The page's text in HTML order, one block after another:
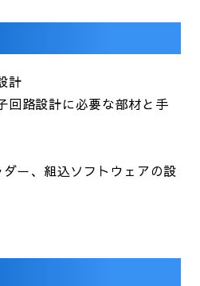
計
路設計に必要な部材と手
ー、組込ソフトウェアの設